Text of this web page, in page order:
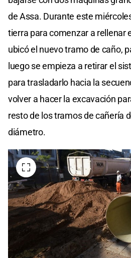
de Assa. Durante este
tierra para comenzar a rellenar
ubicó el nuevo tramo de caño,
luego se empieza a retirar el
para trasladarlo hacia la
volver a hacer la excavación
resto de los tramos de cañería
diámetro.